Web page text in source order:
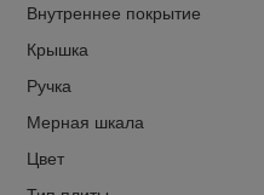
Внутреннее покрытие
Крышка
Ручка
Мерная шкала
Цвет